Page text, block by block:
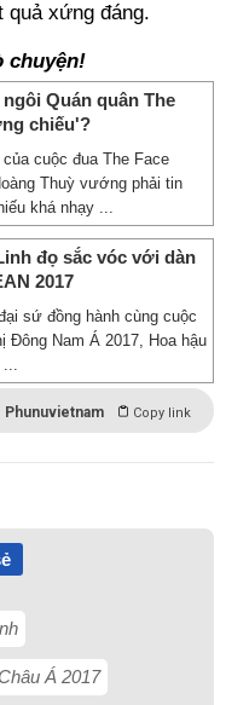
quả xứng đáng.
chuyện!
Quán quân The
chiếu'?
cuộc đua The Face
Thuỳ vướng phải tin
khá nhạy ...
đọ sắc vóc với dàn
2017
sứ đồng hành cùng cuộc
Đông Nam Á 2017, Hoa hậu
...
Phunuvietnam Copy link
Á 2017